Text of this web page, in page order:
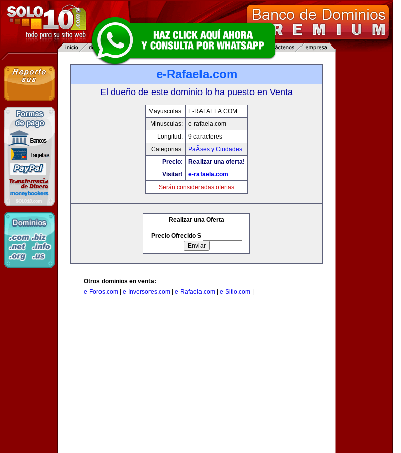
e-Rafaela.com
El dueño de este dominio lo ha puesto en Venta
Mayusculas:
E-RAFAELA.COM
Minusculas:
e-rafaela.com
Longitud:
9 caracteres
Categorias:
PaÃ­ses y Ciudades
Precio:
Realizar una oferta!
Visitar!
e-rafaela.com
Serán consideradas ofertas
Realizar una Oferta
Precio Ofrecido $
Otros dominios en venta:
e-Foros.com
e-Inversores.com e-Rafaela.com e-Sitio.com